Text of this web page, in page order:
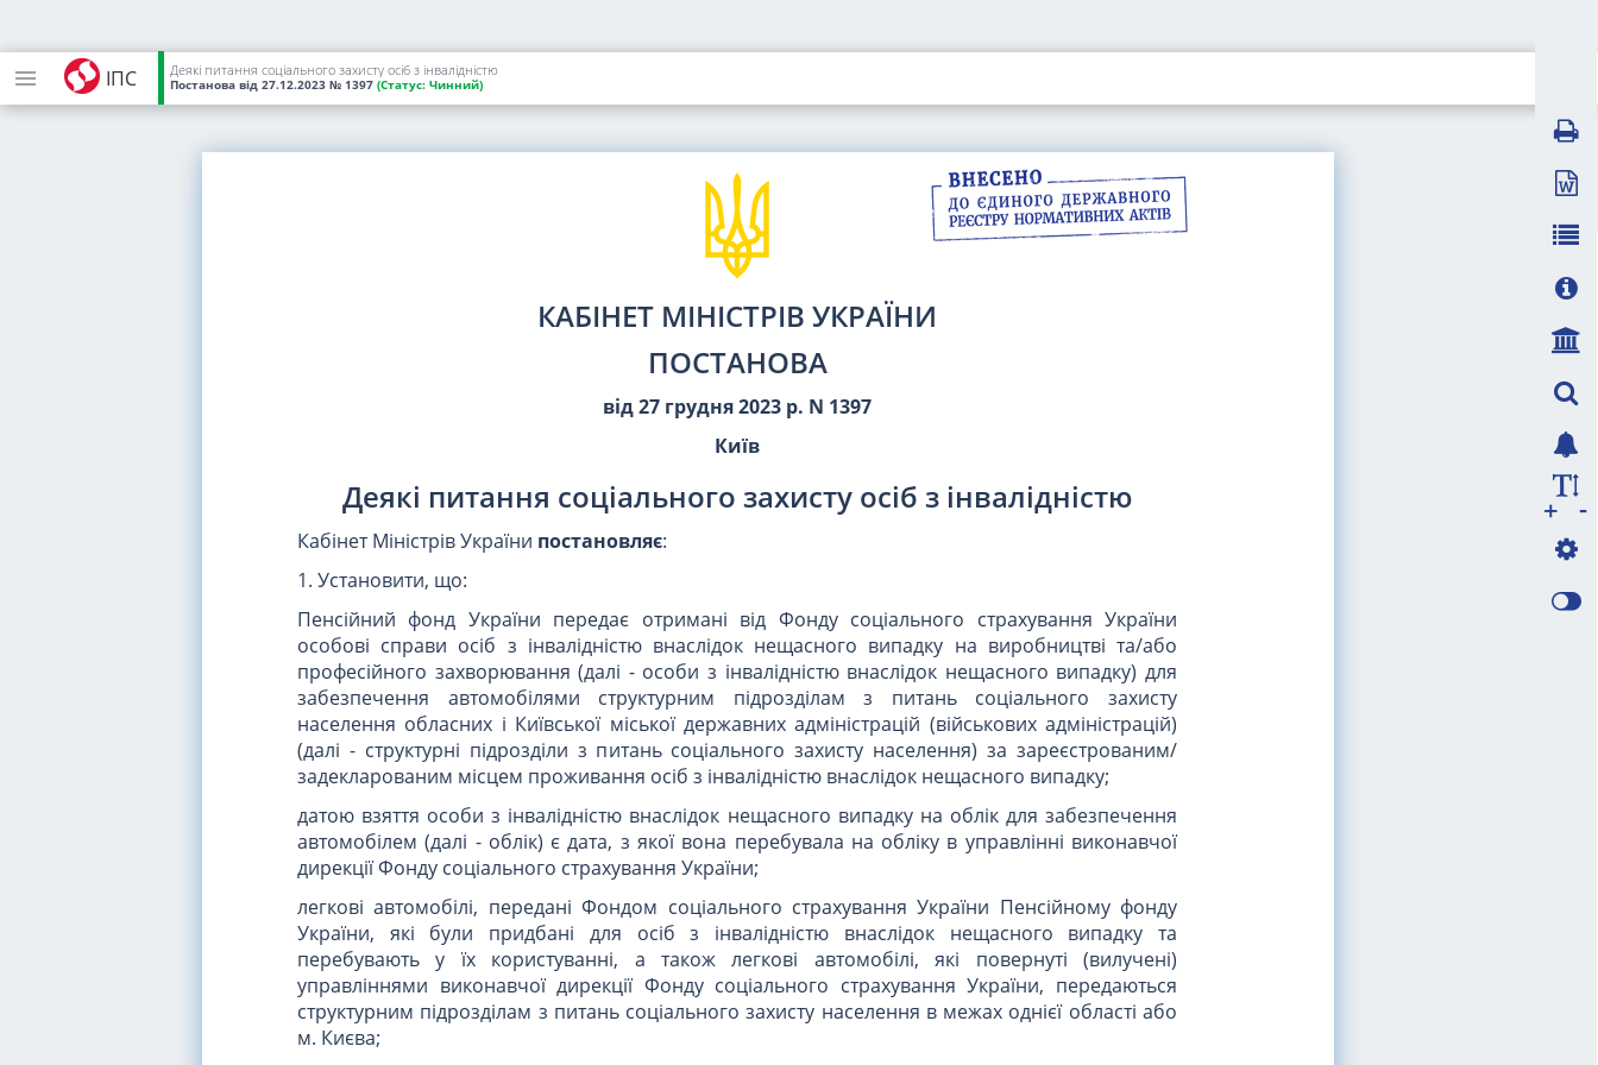
ІПС Деякі питання соціального захисту осіб з інвалідністю
Постанова від 27.12.2023 № 1397 (Статус: Чинний)
КАБІНЕТ МІНІСТРІВ УКРАЇНИ
ПОСТАНОВА
від 27 грудня 2023 р. N 1397
Київ
Деякі питання соціального захисту осіб з інвалідністю
Кабінет Міністрів України постановляє:
1. Установити, що:
Пенсійний фонд України передає отримані від Фонду соціального страхування України
особові справи осіб з інвалідністю внаслідок нещасного випадку на виробництві та/або
професійного захворювання (далі - особи з інвалідністю внаслідок нещасного випадку) для
забезпечення автомобілями структурним підрозділам з питань соціального захисту
населення обласних і Київської міської державних адміністрацій (військових адміністрацій)
(далі - структурні підрозділи з питань соціального захисту населення) за зареєстрованим/
задекларованим місцем проживання осіб з інвалідністю внаслідок нещасного випадку;
датою взяття особи з інвалідністю внаслідок нещасного випадку на облік для забезпечення
автомобілем (далі - облік) є дата, з якої вона перебувала на обліку в управлінні виконавчої
дирекції Фонду соціального страхування України;
легкові автомобілі, передані Фондом соціального страхування України Пенсійному фонду
України, які були придбані для осіб з інвалідністю внаслідок нещасного випадку та
перебувають у їх користуванні, а також легкові автомобілі, які повернуті (вилучені)
управліннями виконавчої дирекції Фонду соціального страхування України, передаються
структурним підрозділам з питань соціального захисту населення в межах однієї області або
м. Києва;
-
+